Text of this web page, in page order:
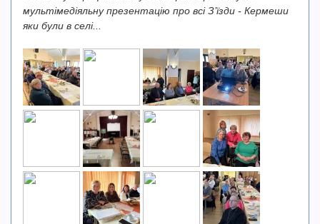
мультімедіяльну презентацію про всі З’їзди - Кермеши
яки були в селі...